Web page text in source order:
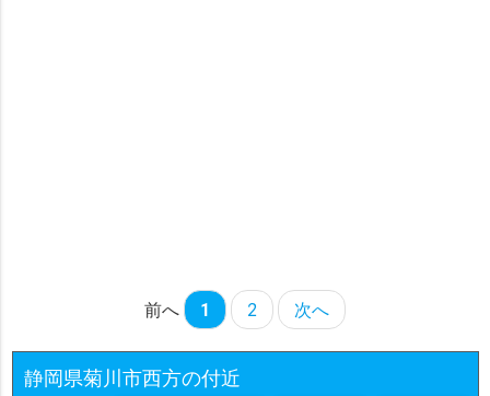
前へ 1 2 次へ
静岡県菊川市西方の付近